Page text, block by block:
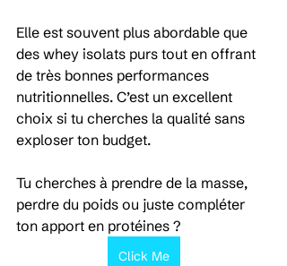
Elle est souvent plus abordable que
des whey isolats purs tout en offrant
de très bonnes performances
nutritionnelles. C’est un excellent
choix si tu cherches la qualité sans
exploser ton budget.
Tu cherches à prendre de la masse,
perdre du poids ou juste compléter
ton apport en protéines ?
Click Me